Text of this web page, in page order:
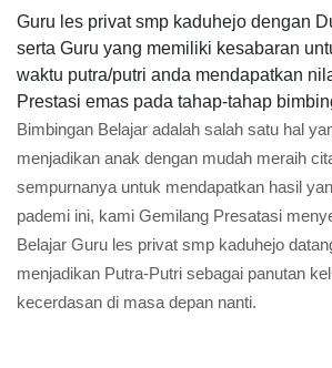
Guru les privat smp kaduhejo dengan
serta Guru yang memiliki kesabaran
waktu putra/putri anda mendapatkan
Prestasi emas pada tahap-tahap
Bimbingan Belajar adalah salah satu hal
menjadikan anak dengan mudah meraih
sempurnanya untuk mendapatkan hasil
pademi ini, kami Gemilang Presatasi
Belajar Guru les privat smp kaduhejo
menjadikan Putra-Putri sebagai panutan
kecerdasan di masa depan nanti.